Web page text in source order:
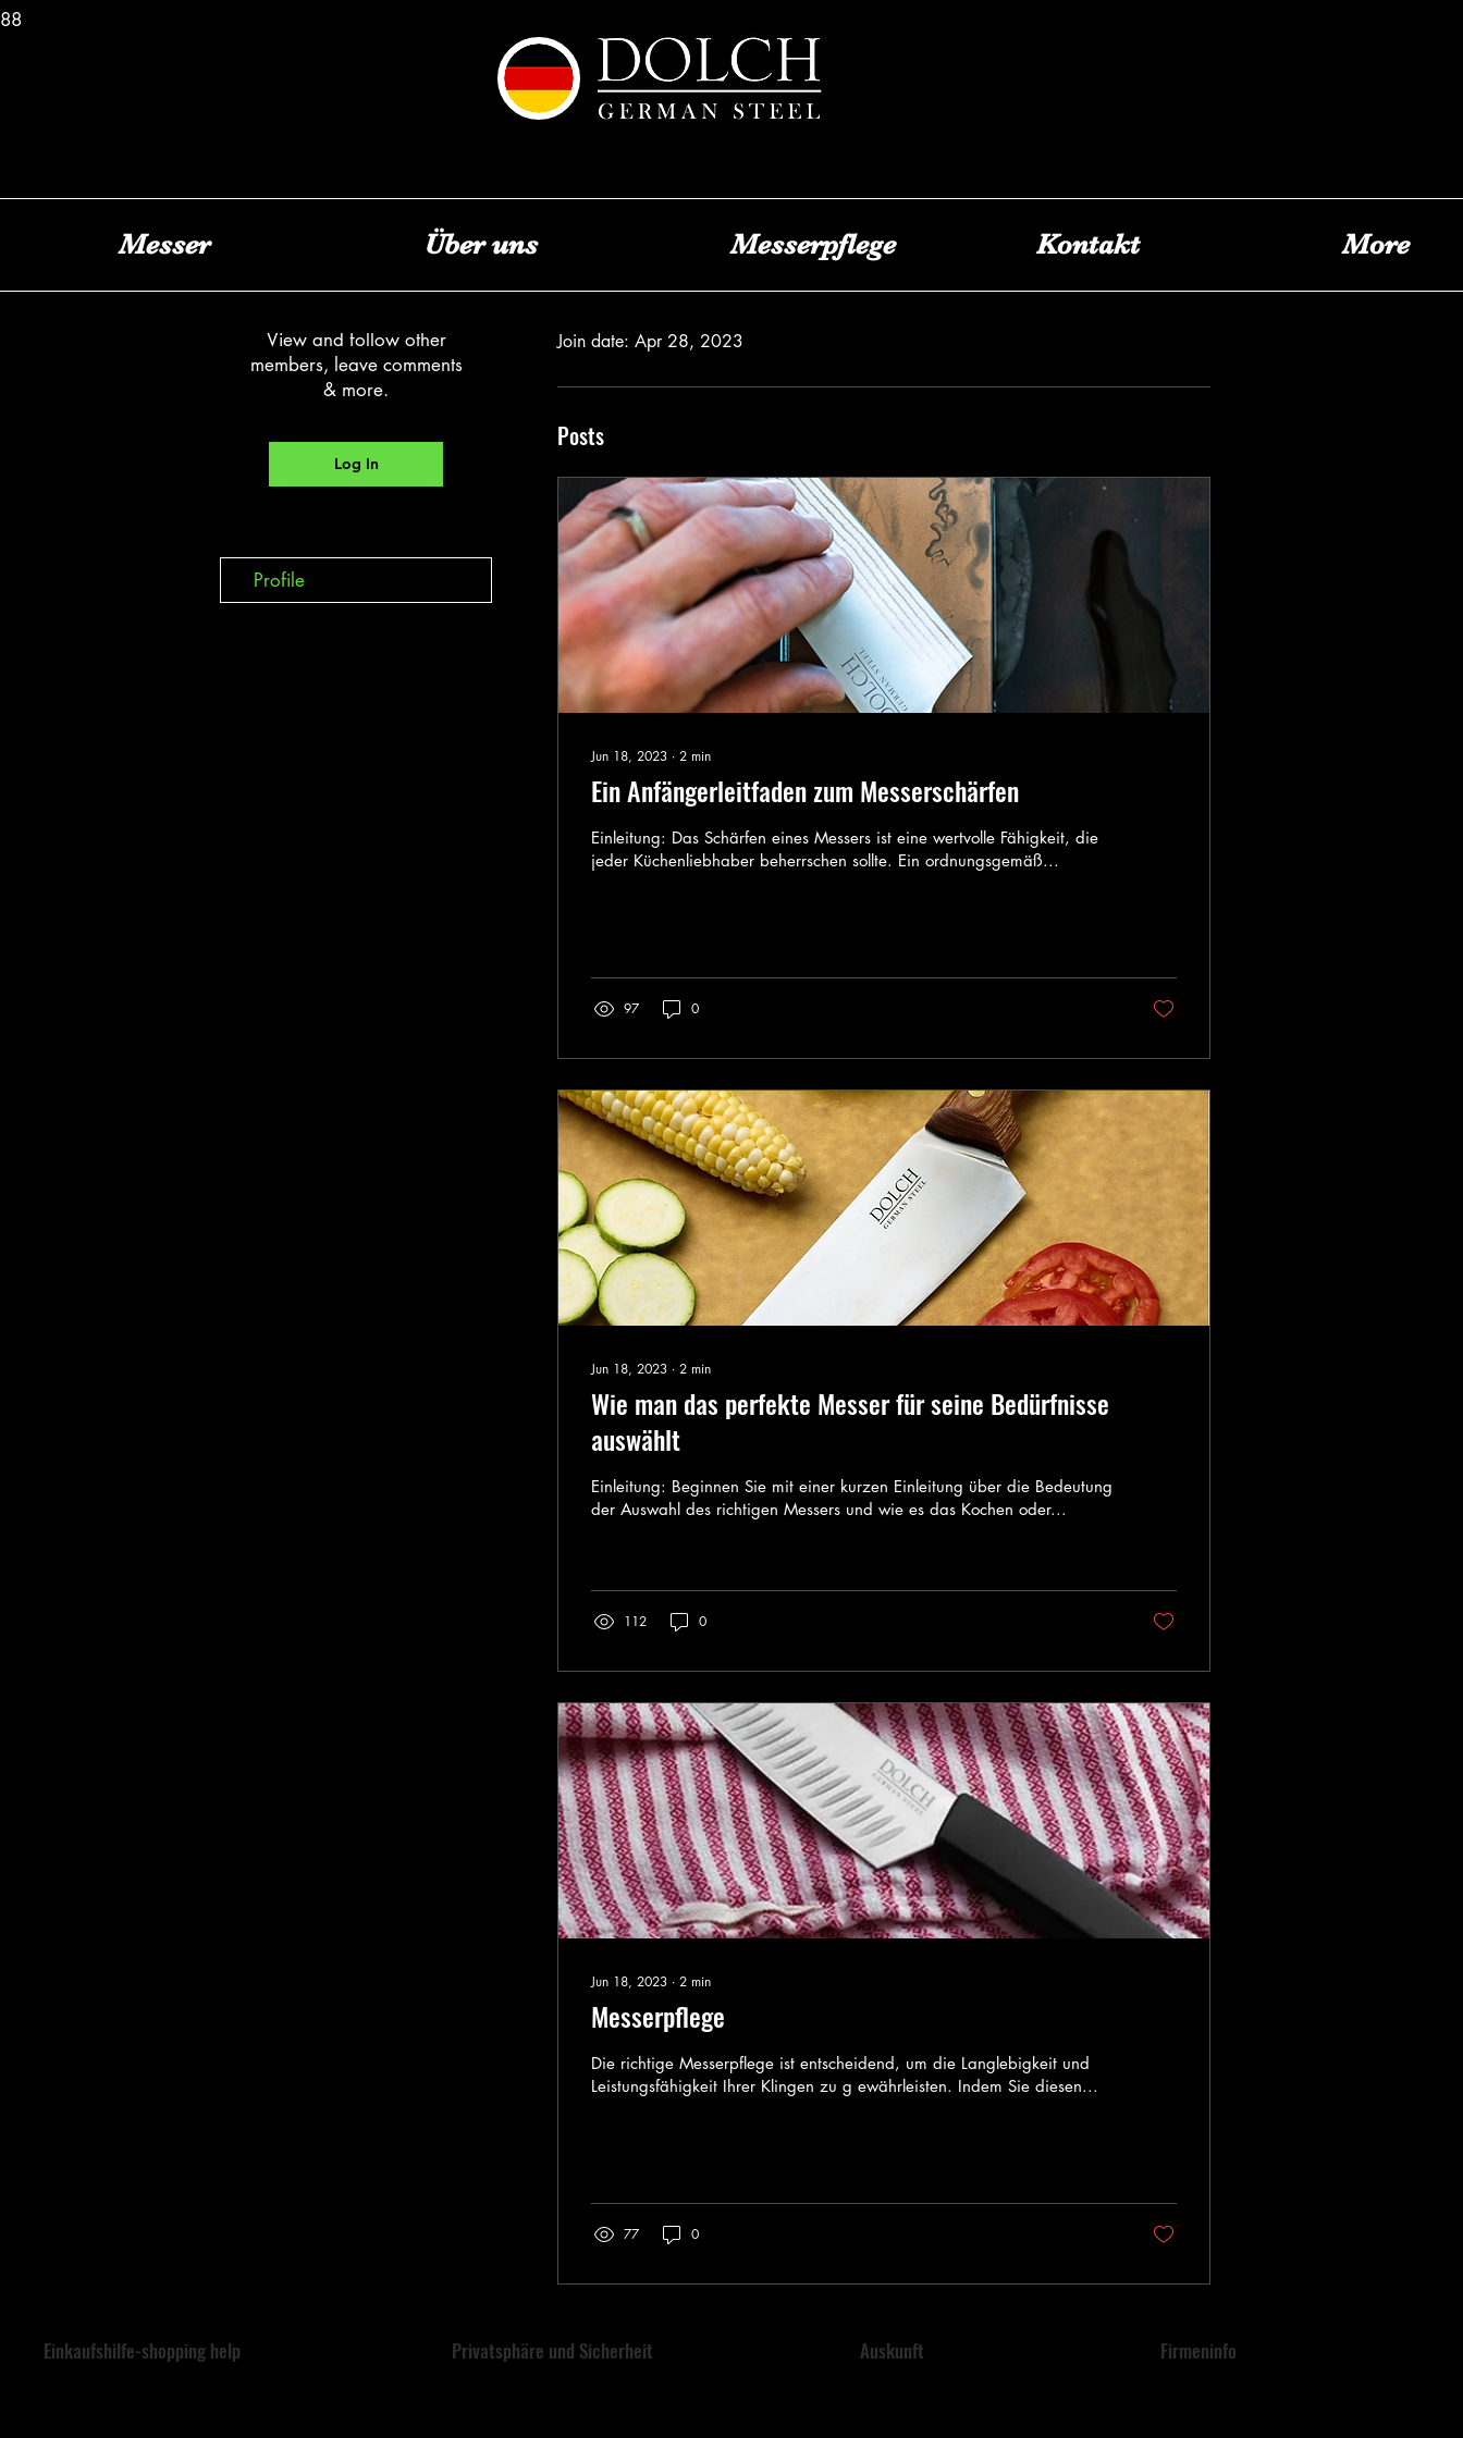
Messer Über uns Messerpflege Kontakt More
Profile
Join date: Apr 28, 2023
Posts
Jun 18, 2023 ∙ 2 min
Ein Anfängerleitfaden zum Messerschärfen
Einleitung: Das Schärfen eines Messers ist eine wertvolle Fähigkeit, die
jeder Küchenliebhaber beherrschen sollte. Ein ordnungsgemäß...
97 0
Jun 18, 2023 ∙ 2 min
Wie man das perfekte Messer für seine Bedürfnisse
auswählt
Einleitung: Beginnen Sie mit einer kurzen Einleitung über die Bedeutung
der Auswahl des richtigen Messers und wie es das Kochen oder...
112 0
Jun 18, 2023 ∙ 2 min
Messerpflege
Die richtige Messerpflege ist entscheidend, um die Langlebigkeit und
Leistungsfähigkeit Ihrer Klingen zu g ewährleisten. Indem Sie diesen...
77 0
Log In to Connect
With Members
View and follow other
members, leave comments
& more.
Log In
Profile
Einkaufshilfe-shopping help ​Privatsphäre und Sicherheit Auskunft Firmeninfo